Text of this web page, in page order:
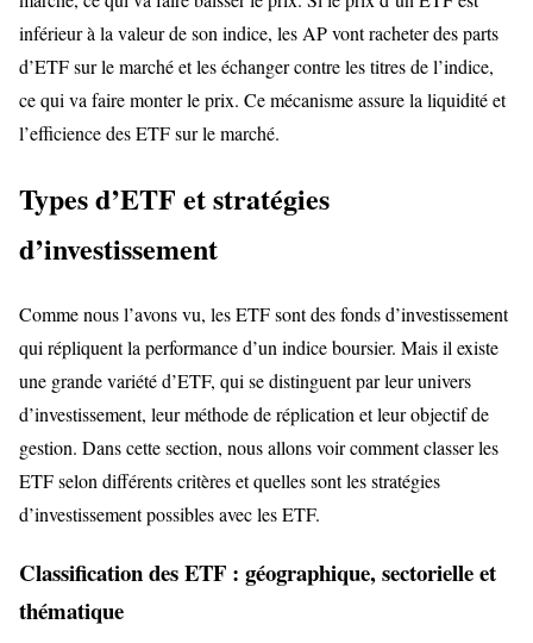
inférieur à la valeur de son indice, les AP vont racheter des parts
d’ETF sur le marché et les échanger contre les titres de l’indice,
ce qui va faire monter le prix. Ce mécanisme assure la liquidité et
l’efficience des ETF sur le marché.
Types d’ETF et stratégies
d’investissement
Comme nous l’avons vu, les ETF sont des fonds d’investissement
qui répliquent la performance d’un indice boursier. Mais il existe
une grande variété d’ETF, qui se distinguent par leur univers
d’investissement, leur méthode de réplication et leur objectif de
gestion. Dans cette section, nous allons voir comment classer les
ETF selon différents critères et quelles sont les stratégies
d’investissement possibles avec les ETF.
Classification des ETF : géographique, sectorielle et
thématique